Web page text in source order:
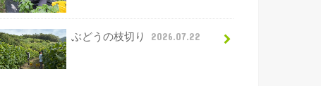
ぶどうの枝切り 2026.07.22